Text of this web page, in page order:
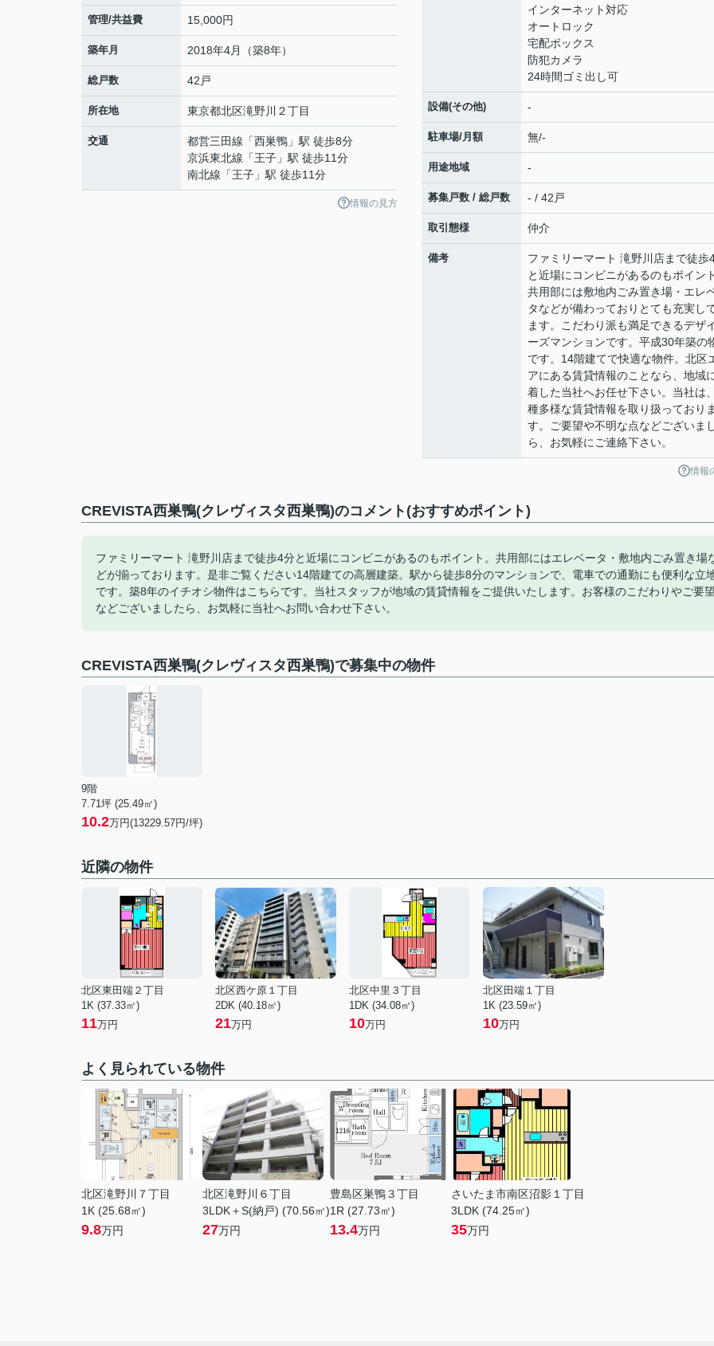
管理/共益費 15,000円
築年月 2018年4月（築8年）
総戸数 42戸
所在地 東京都北区滝野川 ２丁目
交通 都営三田線 「西巣鴨 」駅 徒歩8分
京浜東北線 「王子 」駅 徒歩11分
南北線 「王子 」駅 徒歩11分
情報の見方
インターネット対応
オートロック
宅配ボックス
防犯カメラ
24時間ゴミ出し可
設備(その他) -
駐車場/月額 無/-
用途地域 -
募集戸数 / 総戸数 - / 42戸
取引態様 仲介
備考
ファミリーマート 滝野川店まで徒歩
と近場にコンビニがあるのもポイン
共用部には敷地内ごみ置き場・エレ
タなどが備わっておりとても充実し
ます。こだわり派も満足できるデザ
ーズマンションです。平成30年築の
です。14階建てで快適な物件。北区
アにある賃貸情報のことなら、地域
着した当社へお任せ下さい。当社は
種多様な賃貸情報を取り扱っており
す。ご要望や不明な点などございま
ら、お気軽にご連絡下さい。
情報
CREVISTA西巣鴨(クレヴィスタ西巣鴨)のコメント(おすすめポイント)
ファミリーマート 滝野川店まで徒歩4分と近場にコンビニがあるのもポイント。共用部にはエレベータ・敷地内ごみ置き場
どが揃っております。是非ご覧ください14階建ての高層建築。駅から徒歩8分のマンションで、電車での通勤にも便利な立
です。築8年のイチオシ物件はこちらです。当社スタッフが地域の賃貸情報をご提供いたします。お客様のこだわりやご要
などございましたら、お気軽に当社へお問い合わせ下さい。
CREVISTA西巣鴨(クレヴィスタ西巣鴨)で募集中の物件
9階
7.71坪 (25.49㎡)
10.2万円(13229.57円/坪)
近隣の物件
北区東田端２丁目
1K (37.33㎡)
11万円
北区西ケ原１丁目
2DK (40.18㎡)
21万円
北区中里３丁目
1DK (34.08㎡)
10万円
北区田端１丁目
1K (23.59㎡)
10万円
よく見られている物件
北区滝野川７丁目
1K (25.68㎡)
9.8万円
北区滝野川６丁目
3LDK＋S(納戸) (70.56㎡)
27万円
豊島区巣鴨３丁目
1R (27.73㎡)
13.4万円
さいたま市南区沼影１丁目
3LDK (74.25㎡)
35万円